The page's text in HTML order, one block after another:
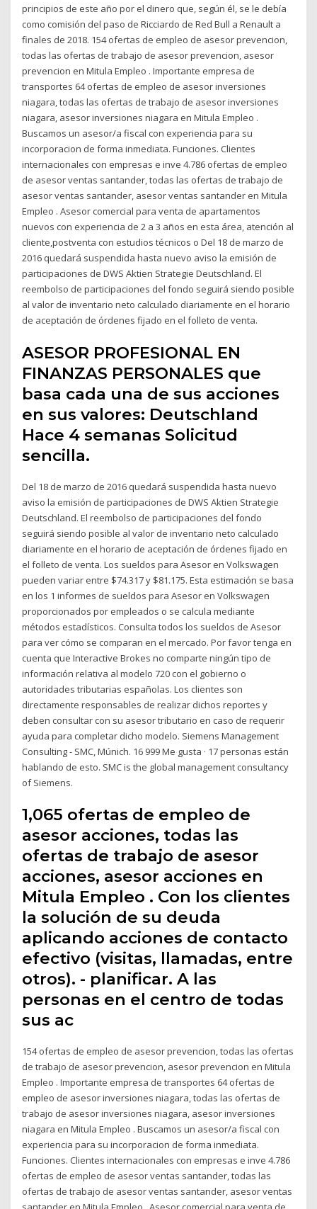
principios de este año por el dinero que, según él, se le debía
como comisión del paso de Ricciardo de Red Bull a Renault a
finales de 2018. 154 ofertas de empleo de asesor prevencion,
todas las ofertas de trabajo de asesor prevencion, asesor
prevencion en Mitula Empleo . Importante empresa de
transportes 64 ofertas de empleo de asesor inversiones
niagara, todas las ofertas de trabajo de asesor inversiones
niagara, asesor inversiones niagara en Mitula Empleo .
Buscamos un asesor/a fiscal con experiencia para su
incorporacion de forma inmediata. Funciones. Clientes
internacionales con empresas e inve 4.786 ofertas de empleo
de asesor ventas santander, todas las ofertas de trabajo de
asesor ventas santander, asesor ventas santander en Mitula
Empleo . Asesor comercial para venta de apartamentos
nuevos con experiencia de 2 a 3 años en esta área, atención al
cliente,postventa con estudios técnicos o Del 18 de marzo de
2016 quedará suspendida hasta nuevo aviso la emisión de
participaciones de DWS Aktien Strategie Deutschland. El
reembolso de participaciones del fondo seguirá siendo posible
al valor de inventario neto calculado diariamente en el horario
de aceptación de órdenes fijado en el folleto de venta.
ASESOR PROFESIONAL EN
FINANZAS PERSONALES que
basa cada una de sus acciones
en sus valores: Deutschland
Hace 4 semanas Solicitud
sencilla.
Del 18 de marzo de 2016 quedará suspendida hasta nuevo
aviso la emisión de participaciones de DWS Aktien Strategie
Deutschland. El reembolso de participaciones del fondo
seguirá siendo posible al valor de inventario neto calculado
diariamente en el horario de aceptación de órdenes fijado en
el folleto de venta. Los sueldos para Asesor en Volkswagen
pueden variar entre $74.317 y $81.175. Esta estimación se basa
en los 1 informes de sueldos para Asesor en Volkswagen
proporcionados por empleados o se calcula mediante
métodos estadísticos. Consulta todos los sueldos de Asesor
para ver cómo se comparan en el mercado. Por favor tenga en
cuenta que Interactive Brokes no comparte ningún tipo de
información relativa al modelo 720 con el gobierno o
autoridades tributarias españolas. Los clientes son
directamente responsables de realizar dichos reportes y
deben consultar con su asesor tributario en caso de requerir
ayuda para completar dicho modelo. Siemens Management
Consulting - SMC, Múnich. 16 999 Me gusta · 17 personas están
hablando de esto. SMC is the global management consultancy
of Siemens.
1,065 ofertas de empleo de
asesor acciones, todas las
ofertas de trabajo de asesor
acciones, asesor acciones en
Mitula Empleo . Con los clientes
la solución de su deuda
aplicando acciones de contacto
efectivo (visitas, llamadas, entre
otros). - planificar. A las
personas en el centro de todas
sus ac
154 ofertas de empleo de asesor prevencion, todas las ofertas
de trabajo de asesor prevencion, asesor prevencion en Mitula
Empleo . Importante empresa de transportes 64 ofertas de
empleo de asesor inversiones niagara, todas las ofertas de
trabajo de asesor inversiones niagara, asesor inversiones
niagara en Mitula Empleo . Buscamos un asesor/a fiscal con
experiencia para su incorporacion de forma inmediata.
Funciones. Clientes internacionales con empresas e inve 4.786
ofertas de empleo de asesor ventas santander, todas las
ofertas de trabajo de asesor ventas santander, asesor ventas